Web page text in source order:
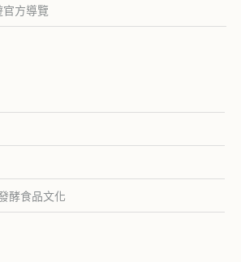
方導覽
酵食品文化